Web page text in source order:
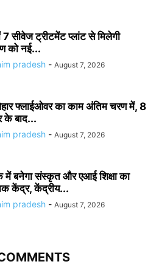
7 सीवेज ट्रीटमेंट प्लांट से मिलेगी
को नई...
pradesh - August 7, 2026
फ्लाईओवर का काम अंतिम चरण में, 8
के बाद...
pradesh - August 7, 2026
में बनेगा संस्कृत और एआई शिक्षा का
केंद्र, केंद्रीय...
pradesh - August 7, 2026